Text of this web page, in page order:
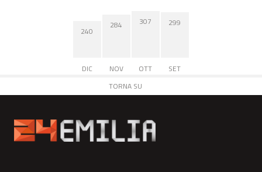
240
DIC
284
NOV
307
OTT
299
SET
TORNA SU